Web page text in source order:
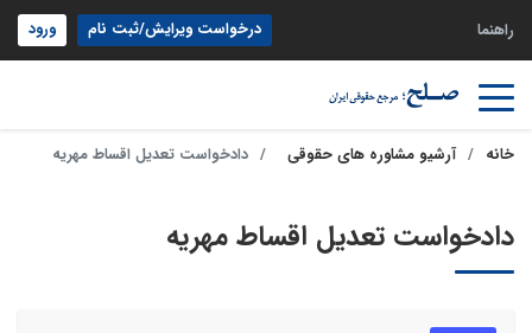
راهنما درخواست ویرایش/ثبت نام ورود
خانه آرشیو مشاوره های حقوقی دادخواست تعدیل اقساط مهریه
دادخواست تعدیل اقساط مهریه